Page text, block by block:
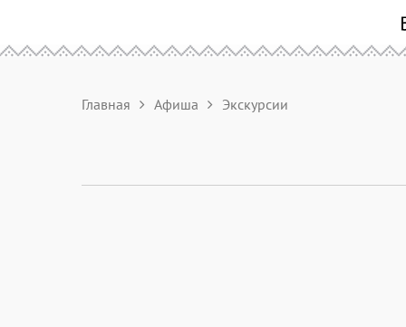
Главная Афиша Экскурсии